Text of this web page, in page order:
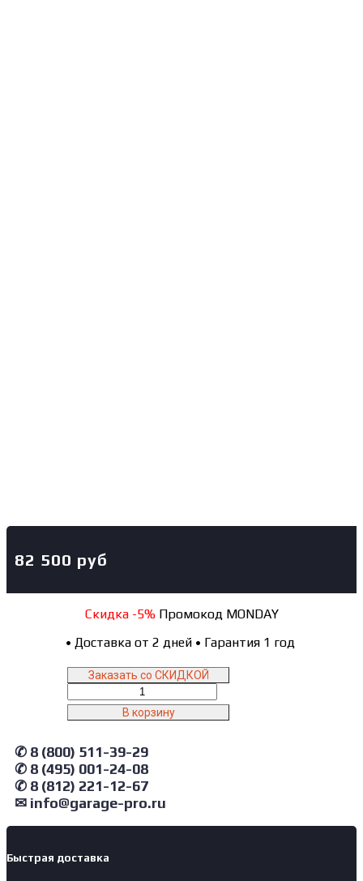
82 500 руб
Скидка -5%Промокод MONDAY
• Доставка от 2 дней • Гарантия 1 год
Заказать со СКИДКОЙ
товара
4523
Станок
балансировочный
с
автоматическим
вводом
двух
В корзину
✆ 8 (800) 511-39-29
✆ 8 (495) 001-24-08
✆ 8 (812) 221-12-67
✉ info@garage-pro.ru
Быстрая доставка